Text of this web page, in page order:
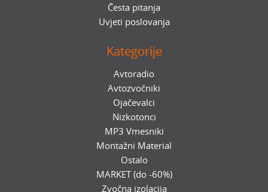
Česta pitanja
Uvjeti poslovanja
Kategorije
Avtoradio
Avtozvočniki
Ojačevalci
Nizkotonci
MP3 Vmesniki
Montažni Material
Ostalo
MARKET (do -60%)
Zvočna izolacija